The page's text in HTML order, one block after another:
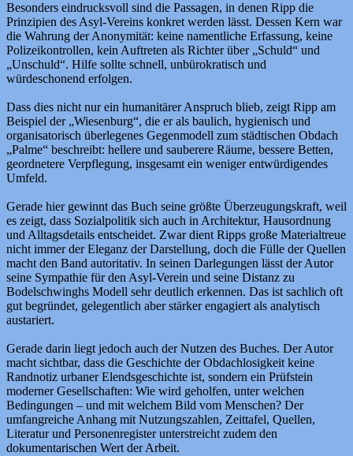
Besonders eindrucksvoll sind die Passagen, in denen Ripp die
Prinzipien des Asyl-Vereins konkret werden lässt. Dessen Kern war
die Wahrung der Anonymität: keine namentliche Erfassung, keine
Polizeikontrollen, kein Auftreten als Richter über „Schuld“ und
„Unschuld“. Hilfe sollte schnell, unbürokratisch und
würdeschonend erfolgen.
Dass dies nicht nur ein humanitärer Anspruch blieb, zeigt Ripp am
Beispiel der „Wiesenburg“, die er als baulich, hygienisch und
organisatorisch überlegenes Gegenmodell zum städtischen Obdach
„Palme“ beschreibt: hellere und sauberere Räume, bessere Betten,
geordnetere Verpflegung, insgesamt ein weniger entwürdigendes
Umfeld.
Gerade hier gewinnt das Buch seine größte Überzeugungskraft, weil
es zeigt, dass Sozialpolitik sich auch in Architektur, Hausordnung
und Alltagsdetails entscheidet. Zwar dient Ripps große Materialtreue
nicht immer der Eleganz der Darstellung, doch die Fülle der Quellen
macht den Band autoritativ. In seinen Darlegungen lässt der Autor
seine Sympathie für den Asyl-Verein und seine Distanz zu
Bodelschwinghs Modell sehr deutlich erkennen. Das ist sachlich oft
gut begründet, gelegentlich aber stärker engagiert als analytisch
austariert.
Gerade darin liegt jedoch auch der Nutzen des Buches. Der Autor
macht sichtbar, dass die Geschichte der Obdachlosigkeit keine
Randnotiz urbaner Elendsgeschichte ist, sondern ein Prüfstein
moderner Gesellschaften: Wie wird geholfen, unter welchen
Bedingungen – und mit welchem Bild vom Menschen? Der
umfangreiche Anhang mit Nutzungszahlen, Zeittafel, Quellen,
Literatur und Personenregister unterstreicht zudem den
dokumentarischen Wert der Arbeit.